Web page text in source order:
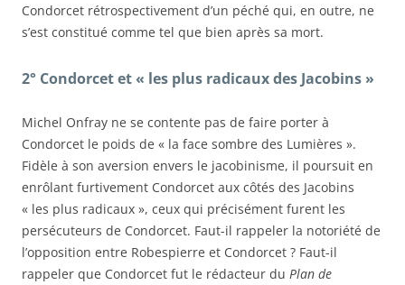
Condorcet rétrospectivement d’un péché qui, en outre, ne
s’est constitué comme tel que bien après sa mort.
2° Condorcet et « les plus radicaux des Jacobins »
Michel Onfray ne se contente pas de faire porter à
Condorcet le poids de « la face sombre des Lumières ».
Fidèle à son aversion envers le jacobinisme, il poursuit en
enrôlant furtivement Condorcet aux côtés des Jacobins
« les plus radicaux », ceux qui précisément furent les
persécuteurs de Condorcet. Faut-il rappeler la notoriété de
l’opposition entre Robespierre et Condorcet ? Faut-il
rappeler que Condorcet fut le rédacteur du Plan de